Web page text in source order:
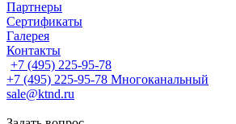
Партнеры
Сертификаты
Галерея
Контакты
+7 (495) 225-95-78
+7 (495) 225-95-78 Многоканальный
sale@ktnd.ru